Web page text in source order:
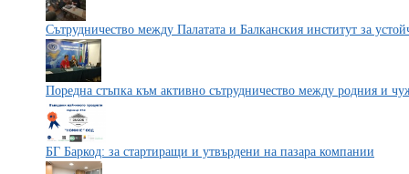
Сътрудничество между Палатата и Балканския институт за
Поредна стъпка към активно сътрудничество между родния и
БГ Баркод: за стартиращи и утвърдени на пазара компании